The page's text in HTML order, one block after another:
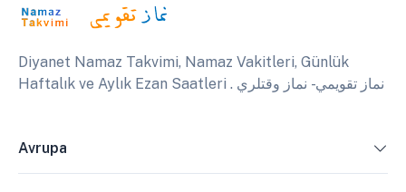
Diyanet Namaz Takvimi, Namaz Vakitleri, Günlük
Haftalık ve Aylık Ezan Saatleri . نماز تقويمي - نماز وقتلري
Avrupa